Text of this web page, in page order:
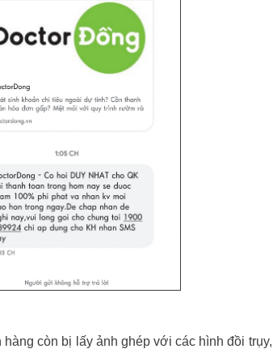
còn bị lấy ảnh ghép với các hình đồi trụy,